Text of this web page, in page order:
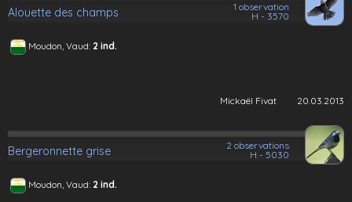
Alouette des champs
1 observation
H - 3570
Moudon, Vaud: 2 ind.
Mickaël Fivat 20.03.2013
Bergeronnette grise
2 observations
H - 5030
Moudon, Vaud: 2 ind.